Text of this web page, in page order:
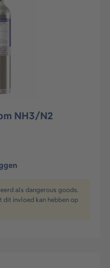
NH3/N2
als dangerous goods.
dit invloed kan hebben op